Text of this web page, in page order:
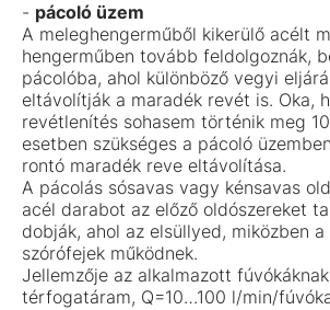
- pácoló üzem
A meleghengerműből kikerülő acélt
hengerműben tovább feldolgoznák,
pácolóba, ahol különböző vegyi
eltávolítják a maradék revét is. Oka,
revétlenítés sohasem történik meg
esetben szükséges a pácoló
rontó maradék reve eltávolítása.
A pácolás sósavas vagy kénsavas
acél darabot az előző oldószereket
dobják, ahol az elsüllyed, miközben a
szórófejek működnek.
Jellemzője az alkalmazott
térfogatáram, Q=10…100 l/min/